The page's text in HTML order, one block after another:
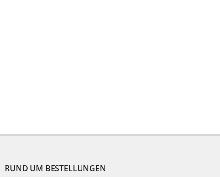
F
RUND UM BESTELLUNGEN